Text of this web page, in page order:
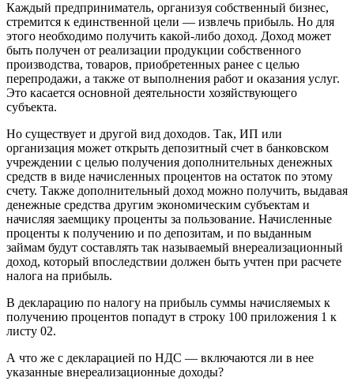
Каждый предприниматель, организуя собственный бизнес,
стремится к единственной цели — извлечь прибыль. Но для
этого необходимо получить какой-либо доход. Доход может
быть получен от реализации продукции собственного
производства, товаров, приобретенных ранее с целью
перепродажи, а также от выполнения работ и оказания услуг.
Это касается основной деятельности хозяйствующего
субъекта.
Но существует и другой вид доходов. Так, ИП или
организация может открыть депозитный счет в банковском
учреждении с целью получения дополнительных денежных
средств в виде начисленных процентов на остаток по этому
счету. Также дополнительный доход можно получить, выдавая
денежные средства другим экономическим субъектам и
начисляя заемщику проценты за пользование. Начисленные
проценты к получению и по депозитам, и по выданным
займам будут составлять так называемый внереализационный
доход, который впоследствии должен быть учтен при расчете
налога на прибыль.
В декларацию по налогу на прибыль суммы начисляемых к
получению процентов попадут в строку 100 приложения 1 к
листу 02.
А что же с декларацией по НДС — включаются ли в нее
указанные внереализационные доходы?